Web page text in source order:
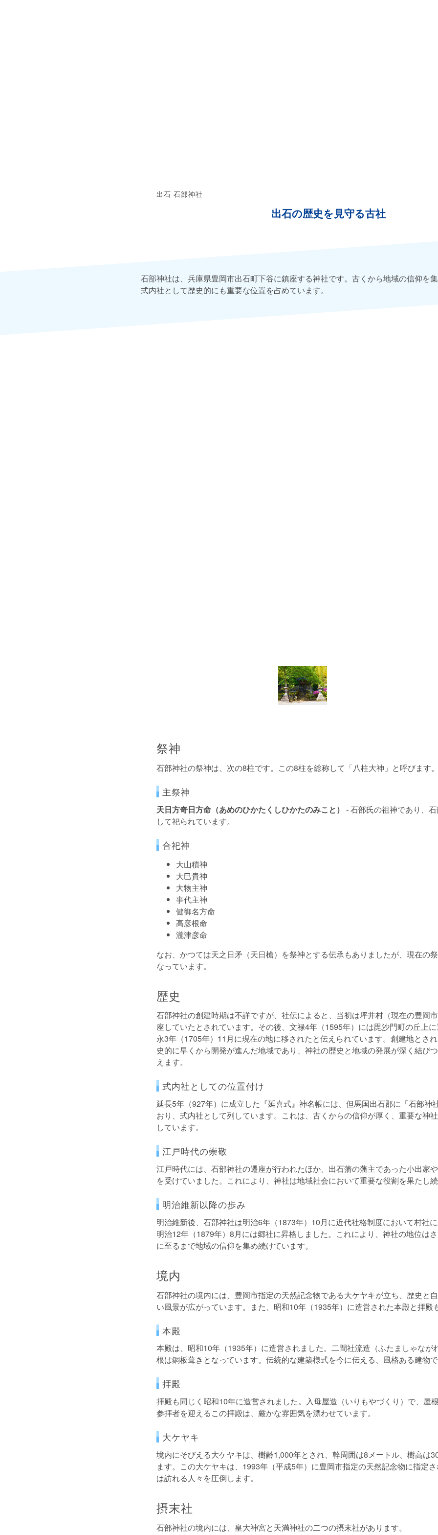
出石 石部神社
出石の歴史を見守る古社
石部神社は、兵庫県豊岡市出石町下谷に鎮座する神社です。古くから地域の信仰を集
式内社として歴史的にも重要な位置を占めています。
祭神
石部神社の祭神は、次の8柱です。この8柱を総称して「八柱大神」と呼びます。
主祭神
天日方奇日方命（あめのひかたくしひかたのみこと） - 石部氏の祖神であり、
して祀られています。
合祀神
大山積神
大巳貴神
大物主神
事代主神
健御名方命
高彦根命
瀧津彦命
なお、かつては天之日矛（天日槍）を祭神とする伝承もありましたが、現在の
なっています。
歴史
石部神社の創建時期は不詳ですが、社伝によると、当初は坪井村（現在の豊岡
座していたとされています。その後、文禄4年（1595年）には毘沙門町の丘上
永3年（1705年）11月に現在の地に移されたと伝えられています。創建地とさ
史的に早くから開発が進んだ地域であり、神社の歴史と地域の発展が深く結び
えます。
式内社としての位置付け
延長5年（927年）に成立した『延喜式』神名帳には、但馬国出石郡に「石部神
おり、式内社として列しています。これは、古くからの信仰が厚く、重要な神
しています。
江戸時代の崇敬
江戸時代には、石部神社の遷座が行われたほか、出石藩の藩主であった小出家
を受けていました。これにより、神社は地域社会において重要な役割を果たし続
明治維新以降の歩み
明治維新後、石部神社は明治6年（1873年）10月に近代社格制度において村社
明治12年（1879年）8月には郷社に昇格しました。これにより、神社の地位は
に至るまで地域の信仰を集め続けています。
境内
石部神社の境内には、豊岡市指定の天然記念物である大ケヤキが立ち、歴史と
い風景が広がっています。また、昭和10年（1935年）に造営された本殿と拝殿
本殿
本殿は、昭和10年（1935年）に造営されました。二間社流造（ふたましゃなが
根は銅板葺きとなっています。伝統的な建築様式を今に伝える、風格ある建物で
拝殿
拝殿も同じく昭和10年に造営されました。入母屋造（いりもやづくり）で、屋根
参拝者を迎えるこの拝殿は、厳かな雰囲気を漂わせています。
大ケヤキ
境内にそびえる大ケヤキは、樹齢1,000年とされ、幹周囲は8メートル、樹高は
ます。この大ケヤキは、1993年（平成5年）に豊岡市指定の天然記念物に指定
は訪れる人々を圧倒します。
摂末社
石部神社の境内には、皇大神宮と天満神社の二つの摂末社があります。